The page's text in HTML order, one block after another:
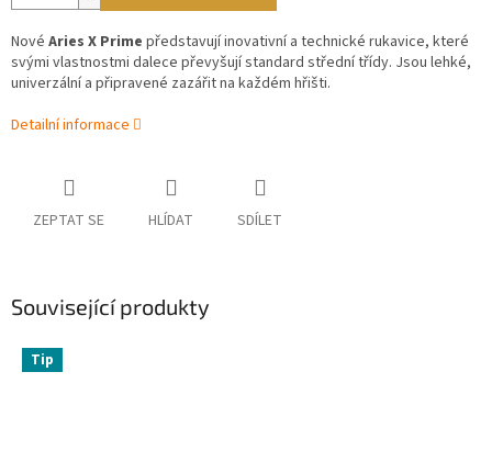
Nové Aries X Prime představují inovativní a technické rukavice, které
svými vlastnostmi dalece převyšují standard střední třídy. Jsou lehké,
univerzální a připravené zazářit na každém hřišti.
Detailní informace
ZEPTAT SE HLÍDAT SDÍLET
Související produkty
Tip